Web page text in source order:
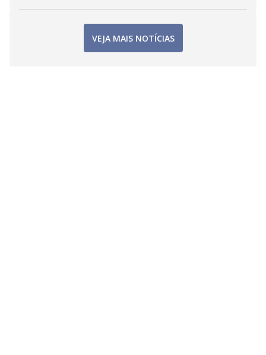
VEJA MAIS NOTÍCIAS